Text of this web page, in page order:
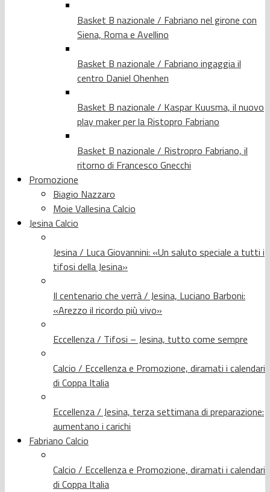
Basket B nazionale / Fabriano nel girone con
Siena, Roma e Avellino
Basket B nazionale / Fabriano ingaggia il
centro Daniel Ohenhen
Basket B nazionale / Kaspar Kuusma, il nuovo
play maker per la Ristopro Fabriano
Basket B nazionale / Ristropro Fabriano, il
ritorno di Francesco Gnecchi
Promozione
Biagio Nazzaro
Moie Vallesina Calcio
Jesina Calcio
Jesina / Luca Giovannini: «Un saluto speciale a tutti i
tifosi della Jesina»
Il centenario che verrà / Jesina, Luciano Barboni:
«Arezzo il ricordo più vivo»
Eccellenza / Tifosi – Jesina, tutto come sempre
Calcio / Eccellenza e Promozione, diramati i calendari
di Coppa Italia
Eccellenza / Jesina, terza settimana di preparazione:
aumentano i carichi
Fabriano Calcio
Calcio / Eccellenza e Promozione, diramati i calendari
di Coppa Italia